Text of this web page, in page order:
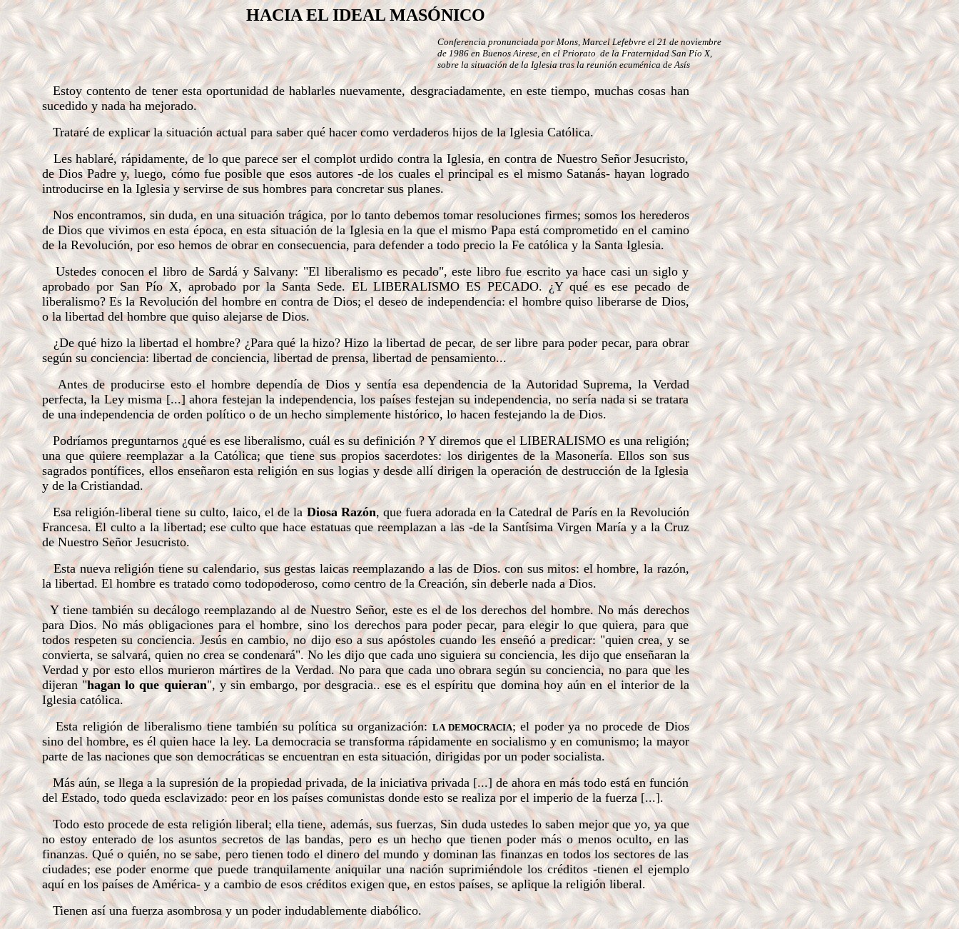
HACIA EL IDEAL MASÓNICO
Conferencia pronunciada por Mons, Marcel Lefebvre el 21 de noviembre
de 1986 en Buenos Airese, en el Priorato de la Fraternidad San Pío X,
sobre la situación de la Iglesia tras la reunión ecuménica de Asís
Estoy contento de tener esta oportunidad de hablarles nuevamente, desgraciadamente, en este tiempo, muchas cosas han
sucedido y nada ha mejorado.
Trataré de explicar la situación actual para saber qué hacer como verdaderos hijos de la Iglesia Católica.
Les hablaré, rápidamente, de lo que parece ser el complot urdido contra la Iglesia, en contra de Nuestro Señor Jesucristo,
de Dios Padre y, luego, cómo fue posible que esos autores -de los cuales el principal es el mismo Satanás- hayan logrado
introducirse en la Iglesia y servirse de sus hombres para concretar sus planes.
Nos encontramos, sin duda, en una situación trágica, por lo tanto debemos tomar resoluciones firmes; somos los herederos
de Dios que vivimos en esta época, en esta situación de la Iglesia en la que el mismo Papa está comprometido en el camino
de la Revolución, por eso hemos de obrar en consecuencia, para defender a todo precio la Fe católica y la Santa Iglesia.
Ustedes conocen el libro de Sardá y Salvany: "El liberalismo es pecado", este libro fue escrito ya hace casi un siglo y
aprobado por San Pío X, aprobado por la Santa Sede. EL LIBERALISMO ES PECADO. ¿Y qué es ese pecado de
liberalismo? Es la Revolución del hombre en contra de Dios; el deseo de independencia: el hombre quiso liberarse de Dios,
o la libertad del hombre que quiso alejarse de Dios.
¿De qué hizo la libertad el hombre? ¿Para qué la hizo? Hizo la libertad de pecar, de ser libre para poder pecar, para obrar
según su conciencia: libertad de conciencia, libertad de prensa, libertad de pensamiento...
Antes de producirse esto el hombre dependía de Dios y sentía esa dependencia de la Autoridad Suprema, la Verdad
perfecta, la Ley misma [...] ahora festejan la independencia, los países festejan su independencia, no sería nada si se tratara
de una independencia de orden político o de un hecho simplemente histórico, lo hacen festejando la de Dios.
Podríamos preguntarnos ¿qué es ese liberalismo, cuál es su definición ? Y diremos que el LIBERALISMO es una religión;
una que quiere reemplazar a la Católica; que tiene sus propios sacerdotes: los dirigentes de la Masonería. Ellos son sus
sagrados pontífices, ellos enseñaron esta religión en sus logias y desde allí dirigen la operación de destrucción de la Iglesia
y de la Cristiandad.
Esa religión-liberal tiene su culto, laico, el de la Diosa Razón, que fuera adorada en la Catedral de París en la Revolución
Francesa. El culto a la libertad; ese culto que hace estatuas que reemplazan a las -de la Santísima Virgen María y a la Cruz
de Nuestro Señor Jesucristo.
Esta nueva religión tiene su calendario, sus gestas laicas reemplazando a las de Dios. con sus mitos: el hombre, la razón,
la libertad. El hombre es tratado como todopoderoso, como centro de la Creación, sin deberle nada a Dios.
Y tiene también su decálogo reemplazando al de Nuestro Señor, este es el de los derechos del hombre. No más derechos
para Dios. No más obligaciones para el hombre, sino los derechos para poder pecar, para elegir lo que quiera, para que
todos respeten su conciencia. Jesús en cambio, no dijo eso a sus apóstoles cuando les enseñó a predicar: "quien crea, y se
convierta, se salvará, quien no crea se condenará". No les dijo que cada uno siguiera su conciencia, les dijo que enseñaran la
Verdad y por esto ellos murieron mártires de la Verdad. No para que cada uno obrara según su conciencia, no para que les
dijeran "hagan lo que quieran", y sin embargo, por desgracia.. ese es el espíritu que domina hoy aún en el interior de la
Iglesia católica.
Esta religión de liberalismo tiene también su política su organización: LA DEMOCRACIA; el poder ya no procede de Dios
sino del hombre, es él quien hace la ley. La democracia se transforma rápidamente en socialismo y en comunismo; la mayor
parte de las naciones que son democráticas se encuentran en esta situación, dirigidas por un poder socialista.
Más aún, se llega a la supresión de la propiedad privada, de la iniciativa privada [...] de ahora en más todo está en función
del Estado, todo queda esclavizado: peor en los países comunistas donde esto se realiza por el imperio de la fuerza [...].
Todo esto procede de esta religión liberal; ella tiene, además, sus fuerzas, Sin duda ustedes lo saben mejor que yo, ya que
no estoy enterado de los asuntos secretos de las bandas, pero es un hecho que tienen poder más o menos oculto, en las
finanzas. Qué o quién, no se sabe, pero tienen todo el dinero del mundo y dominan las finanzas en todos los sectores de las
ciudades; ese poder enorme que puede tranquilamente aniquilar una nación suprimiéndole los créditos -tienen el ejemplo
aquí en los países de América- y a cambio de esos créditos exigen que, en estos países, se aplique la religión liberal.
Tienen así una fuerza asombrosa y un poder indudablemente diabólico.